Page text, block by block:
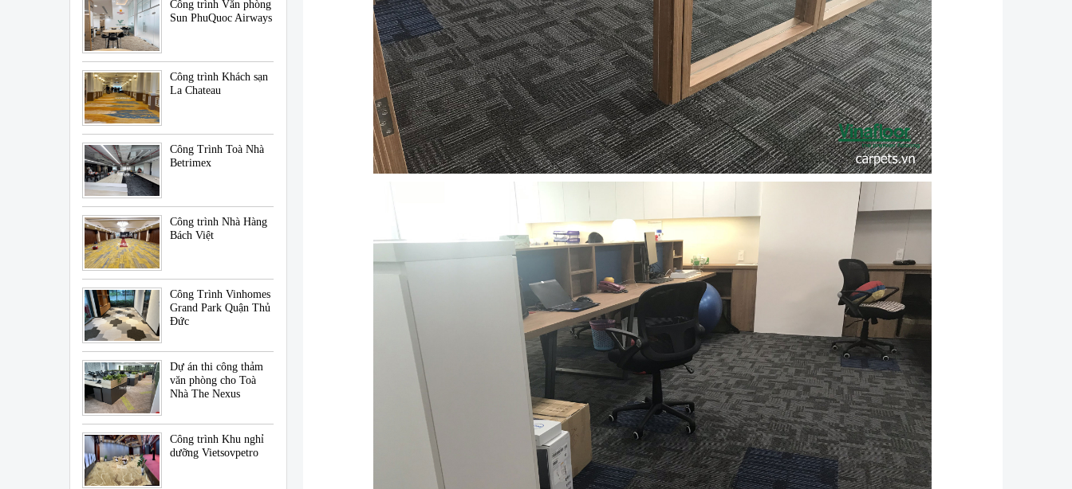
Công trình Văn phòng
Sun PhuQuoc Airways
Công trình Khách sạn
La Chateau
Công Trình Toà Nhà
Betrimex
Công trình Nhà Hàng
Bách Việt
Công Trình Vinhomes
Grand Park Quận Thủ
Đức
Dự án thi công thảm
văn phòng cho Toà
Nhà The Nexus
Công trình Khu nghỉ
dưỡng Vietsovpetro